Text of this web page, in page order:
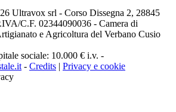
Ultravox srl - Corso Dissegna 2, 28845
C.F. 02344090036 - Camera di
e Agricoltura del Verbano Cusio
sociale: 10.000 € i.v. -
- Credits | Privacy e cookie